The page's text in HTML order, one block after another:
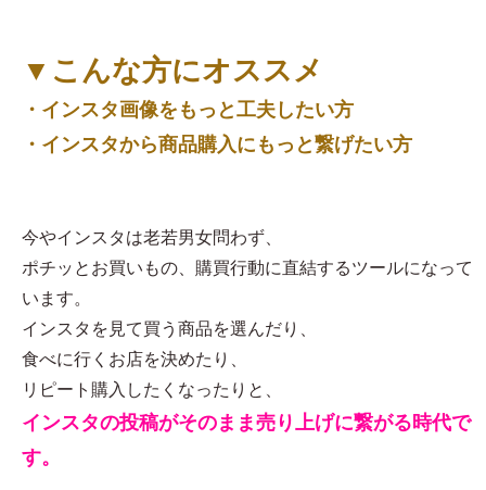
▼こんな方にオススメ
・インスタ画像をもっと工夫したい方
・インスタから商品購入にもっと繋げたい方
今やインスタは老若男女問わず、
ポチッとお買いもの、購買行動に直結するツールになって
います。
インスタを見て買う商品を選んだり、
食べに行くお店を決めたり、
リピート購入したくなったりと、
インスタの投稿がそのまま売り上げに繋がる時代で
す。